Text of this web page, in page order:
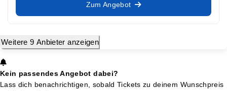
Zum Angebot
Weitere 9 Anbieter anzeigen
Kein passendes Angebot dabei?
Lass dich benachrichtigen, sobald Tickets zu deinem Wunschpreis